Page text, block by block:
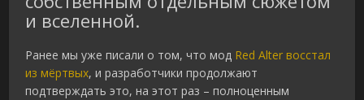
и вселенной.
Ранее мы уже писали о том, что мод Red Alter восстал
из мёртвых, и разработчики продолжают
подтверждать это, на этот раз – полноценным